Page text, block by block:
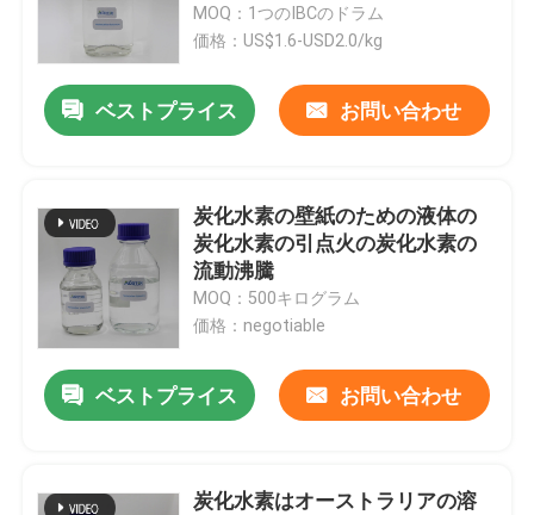
MOQ：1つのIBCのドラム
価格：US$1.6-USD2.0/kg
ベストプライス お問い合わせ
炭化水素の壁紙のための液体の
炭化水素の引点火の炭化水素の
流動沸騰
MOQ：500キログラム
価格：negotiable
ベストプライス お問い合わせ
炭化水素はオーストラリアの溶